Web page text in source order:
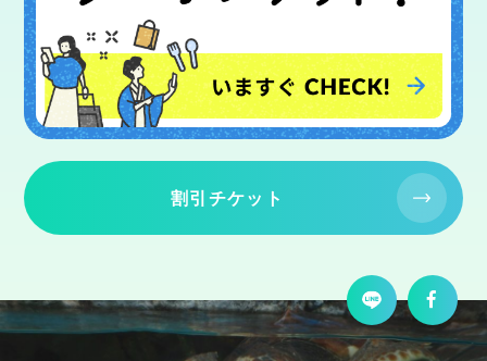
割引チケット